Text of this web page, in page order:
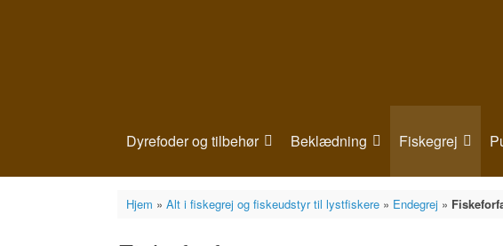
Dyrefoder og tilbehør Beklædning Fiskegrej
Hjem » Alt i fiskegrej og fiskeudstyr til lystfiskere» Endegrej»